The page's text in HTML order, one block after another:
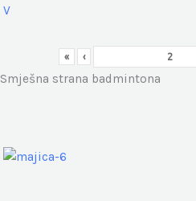
« ‹
Smješna strana badmintona